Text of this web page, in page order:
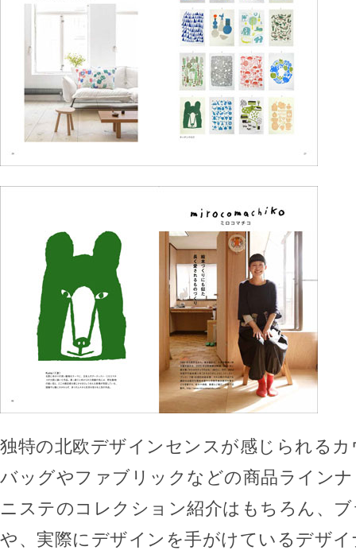
独特の北欧デザインセンスが感じられる
バッグやファブリックなどの商品ライン
ニステのコレクション紹介はもちろん、
や、実際にデザインを手がけているデザ